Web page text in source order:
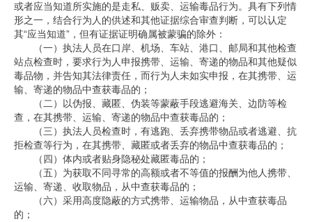
或者应当知道所实施的是走私、贩卖、运输毒品行为。具有下列情
形之一，结合行为人的供述和其他证据综合审查判断，可以认定
其“应当知道” ，但有证据证明确属被蒙骗的除外：
（一）执法人员在口岸、机场、车站、港口、邮局和其他检查
站点检查时，要求行为人申报携带、运输、寄递的物品和其他疑似
毒品物，并告知其法律责任，而行为人未如实申报，在其携带、运
输、寄递的物品中查获毒品的；
（二）以伪报、藏匿、伪装等蒙蔽手段逃避海关、边防等检
查，在其携带、运输、寄递的物品中查获毒品的；
（三）执法人员检查时，有逃跑、丢弃携带物品或者逃避、抗
拒检查等行为，在其携带、藏匿或者丢弃的物品中查获毒品的；
（四）体内或者贴身隐秘处藏匿毒品的；
（五）为获取不同寻常的高额或者不等值的报酬为他人携带、
运输、寄递、收取物品，从中查获毒品的；
（六）采用高度隐蔽的方式携带、运输物品，从中查获毒品
的；